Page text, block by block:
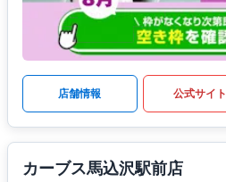
店舗情報 公式サイト
カーブス馬込沢駅前店